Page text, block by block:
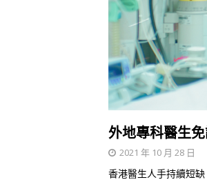
外地專科醫生
2021 年 10 月 28 日
香港醫生人手持續短